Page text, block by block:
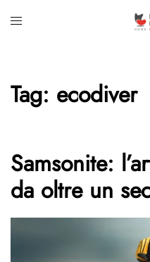
Mostra/Nascondi
Tag: ecodiver
Samsonite:
da oltre un